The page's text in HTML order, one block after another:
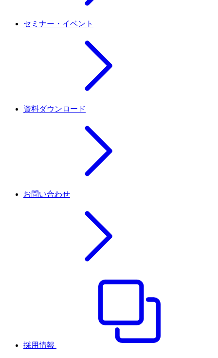
セミナー・イベント
資料ダウンロード
お問い合わせ
採用情報